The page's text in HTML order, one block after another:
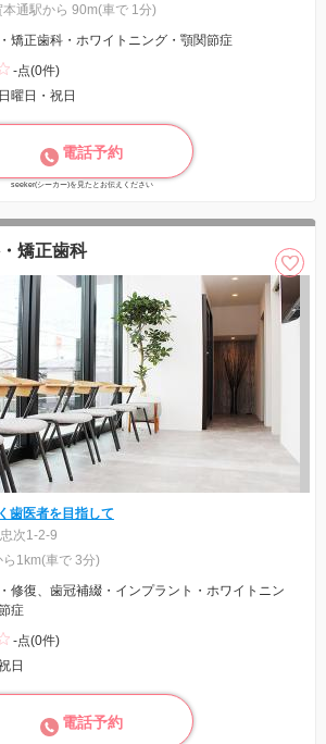
通駅から 90m(車で 1分)
矯正歯科・ホワイトニング・顎関節症
-点(0件)
曜日・祝日
電話予約
seeker(シーカー)を見たとお伝えください
矯正歯科
歯医者を目指して
次1-2-9
1km(車で 3分)
修復、歯冠補綴・インプラント・ホワイトニン
症
-点(0件)
日
電話予約